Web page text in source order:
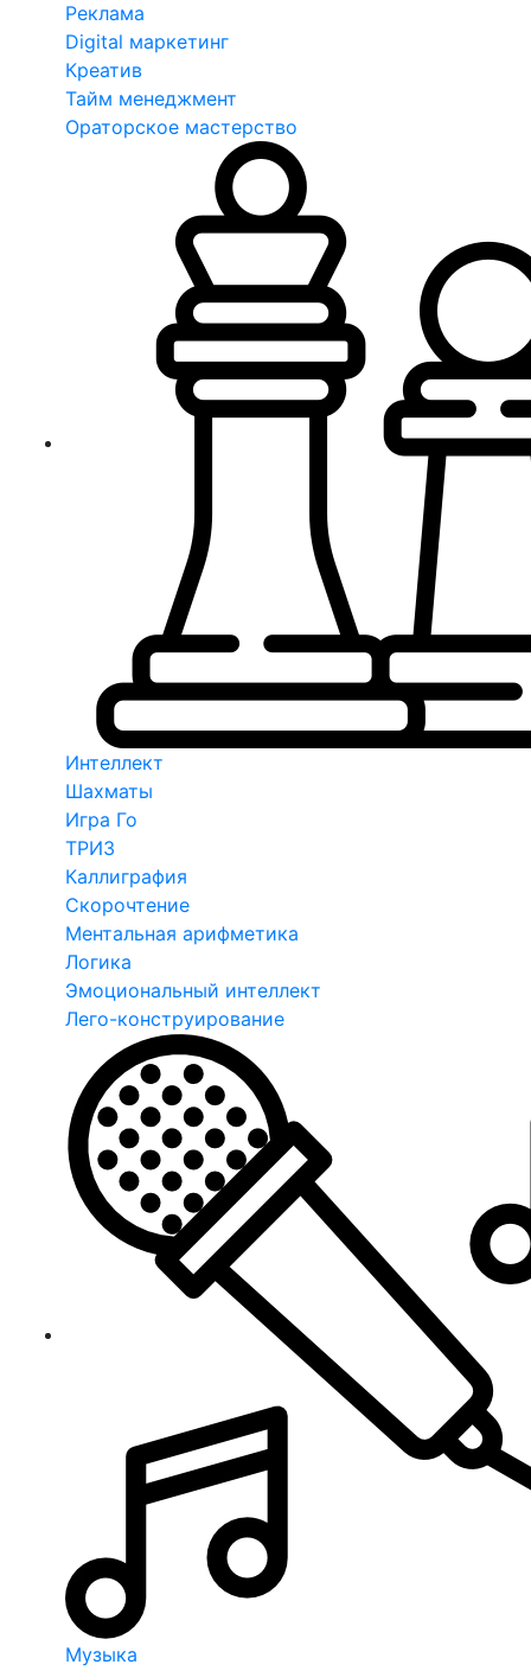
Реклама
Digital маркетинг
Креатив
Тайм менеджмент
Ораторское мастерство
Интеллект
Шахматы
Игра Го
ТРИЗ
Каллиграфия
Скорочтение
Ментальная арифметика
Логика
Эмоциональный интеллект
Лего-конструирование
Музыка